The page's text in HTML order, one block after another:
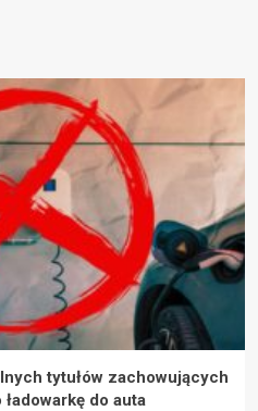
tytułów zachowujących
do auta